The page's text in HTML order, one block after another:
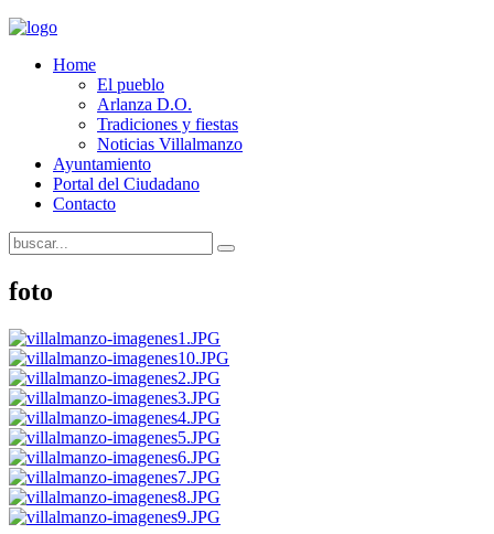
Home
El pueblo
Arlanza D.O.
Tradiciones y fiestas
Noticias Villalmanzo
Ayuntamiento
Portal del Ciudadano
Contacto
foto